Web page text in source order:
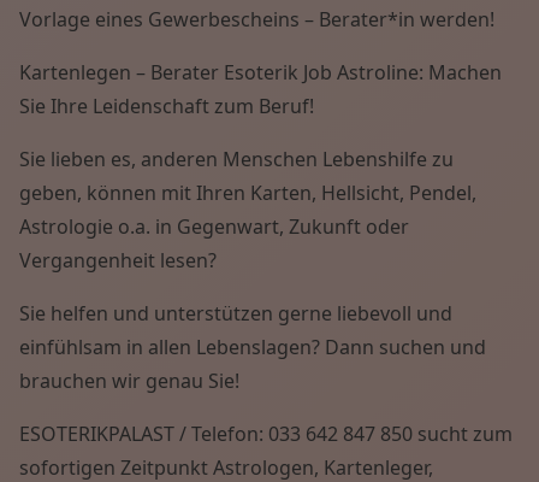
Wissen von A - Z
Vorlage eines Gewerbescheins – Berater*in werden!
Kartenlegen – Berater Esoterik Job Astroline: Machen
Sie Ihre Leidenschaft zum Beruf!
Sie lieben es, anderen Menschen Lebenshilfe zu
geben, können mit Ihren Karten, Hellsicht, Pendel,
Astrologie o.a. in Gegenwart, Zukunft oder
Vergangenheit lesen?
Sie helfen und unterstützen gerne liebevoll und
einfühlsam in allen Lebenslagen? Dann suchen und
brauchen wir genau Sie!
ESOTERIKPALAST / Telefon: 033 642 847 850 sucht zum
sofortigen Zeitpunkt Astrologen, Kartenleger,